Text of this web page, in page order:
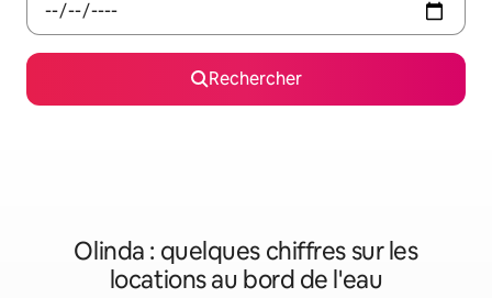
Rechercher
Olinda : quelques chiffres sur les
locations au bord de l'eau